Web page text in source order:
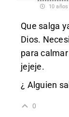
10
Que salga
Dios.
para
jejeje.
¿ Alguien
0